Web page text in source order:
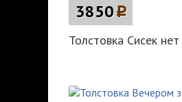
3850p
Толстовка Сисек